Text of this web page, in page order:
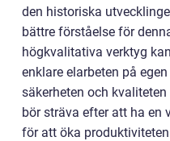
den historiska
bättre förståelse för
högkvalitativa verktyg
enklare elarbeten på
säkerheten och
bör sträva efter att ha en
för att öka